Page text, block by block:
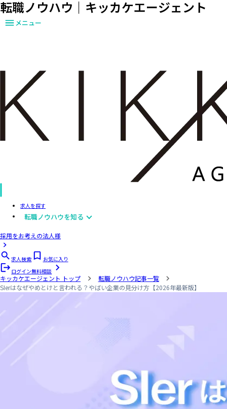
転職ノウハウ｜キッカケエージェント
メニュー
求人を探す
転職ノウハウを知る
採用をお考えの法人様
求人検索
お気に入り
ログイン無料相談
キッカケエージェント トップ
転職ノウハウ記事一覧
SIerはなぜやめとけと言われる？やばい企業の見分け方【2026年最新版】